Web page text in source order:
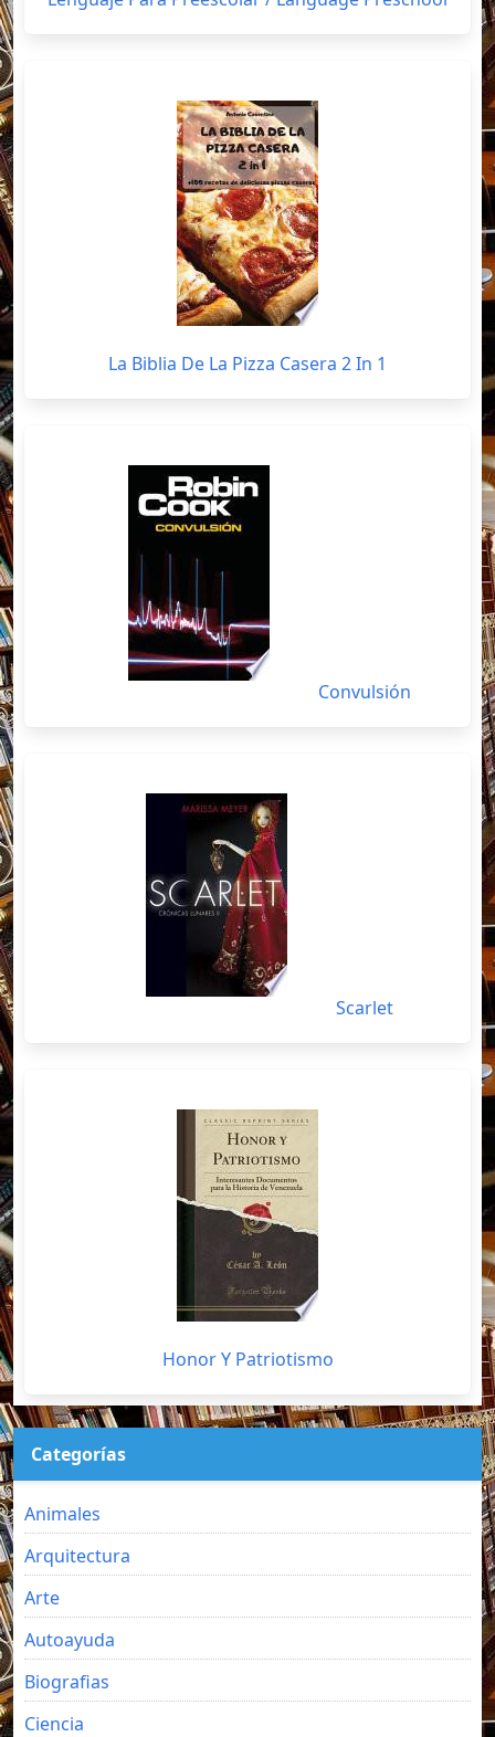
La Biblia De La Pizza Casera 2 In 1
Convulsión
Scarlet
Honor Y Patriotismo
Categorías
Animales
Arquitectura
Arte
Autoayuda
Biografias
Ciencia